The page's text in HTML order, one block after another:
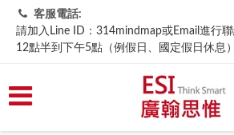
客服電話:
請加入Line ID：314mindmap或Email進行
12點半到下午5點（例假日、國定假日休息）